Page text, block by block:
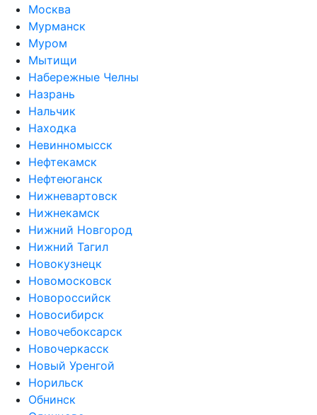
Москва
Мурманск
Муром
Мытищи
Набережные Челны
Назрань
Нальчик
Находка
Невинномысск
Нефтекамск
Нефтеюганск
Нижневартовск
Нижнекамск
Нижний Новгород
Нижний Тагил
Новокузнецк
Новомосковск
Новороссийск
Новосибирск
Новочебоксарск
Новочеркасск
Новый Уренгой
Норильск
Обнинск